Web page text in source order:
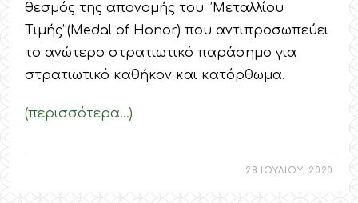
θεσμός της απονομής του ‘’Μεταλλίου
Τιμής’’(Medal of Honor) που αντιπροσωπεύει
το ανώτερο στρατιωτικό παράσημο για
στρατιωτικό καθήκον και κατόρθωμα.
(περισσότερα…)
28 ΙΟΥΛΙΟΥ, 2020